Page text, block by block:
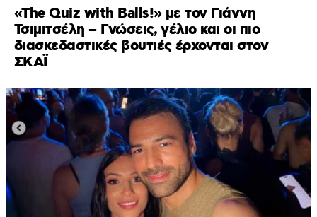
«The Quiz with Balls!» με τον Γιάννη
Τσιμιτσέλη – Γνώσεις, γέλιο και οι πιο
διασκεδαστικές βουτιές έρχονται στον
ΣΚΑΪ